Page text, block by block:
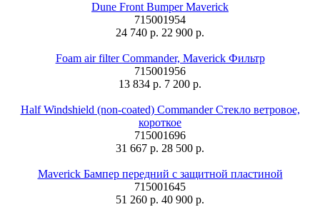
Dune Front Bumper Maverick
715001954
24 740 р. 22 900 р.
Foam air filter Commander, Maverick Фильтр
715001956
13 834 р. 7 200 р.
Half Windshield (non-coated) Commander Стекло ветровое,
короткое
715001696
31 667 р. 28 500 р.
Maverick Бампер передний с защитной пластиной
715001645
51 260 р. 40 900 р.